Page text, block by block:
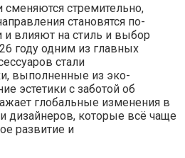
стремительно,
становятся по-
влияют на стиль и выбор
году одним из главных
стали
выполненные из эко-
эстетики с заботой об
глобальные изменения в
дизайнеров, которые всё чаще
развитие и